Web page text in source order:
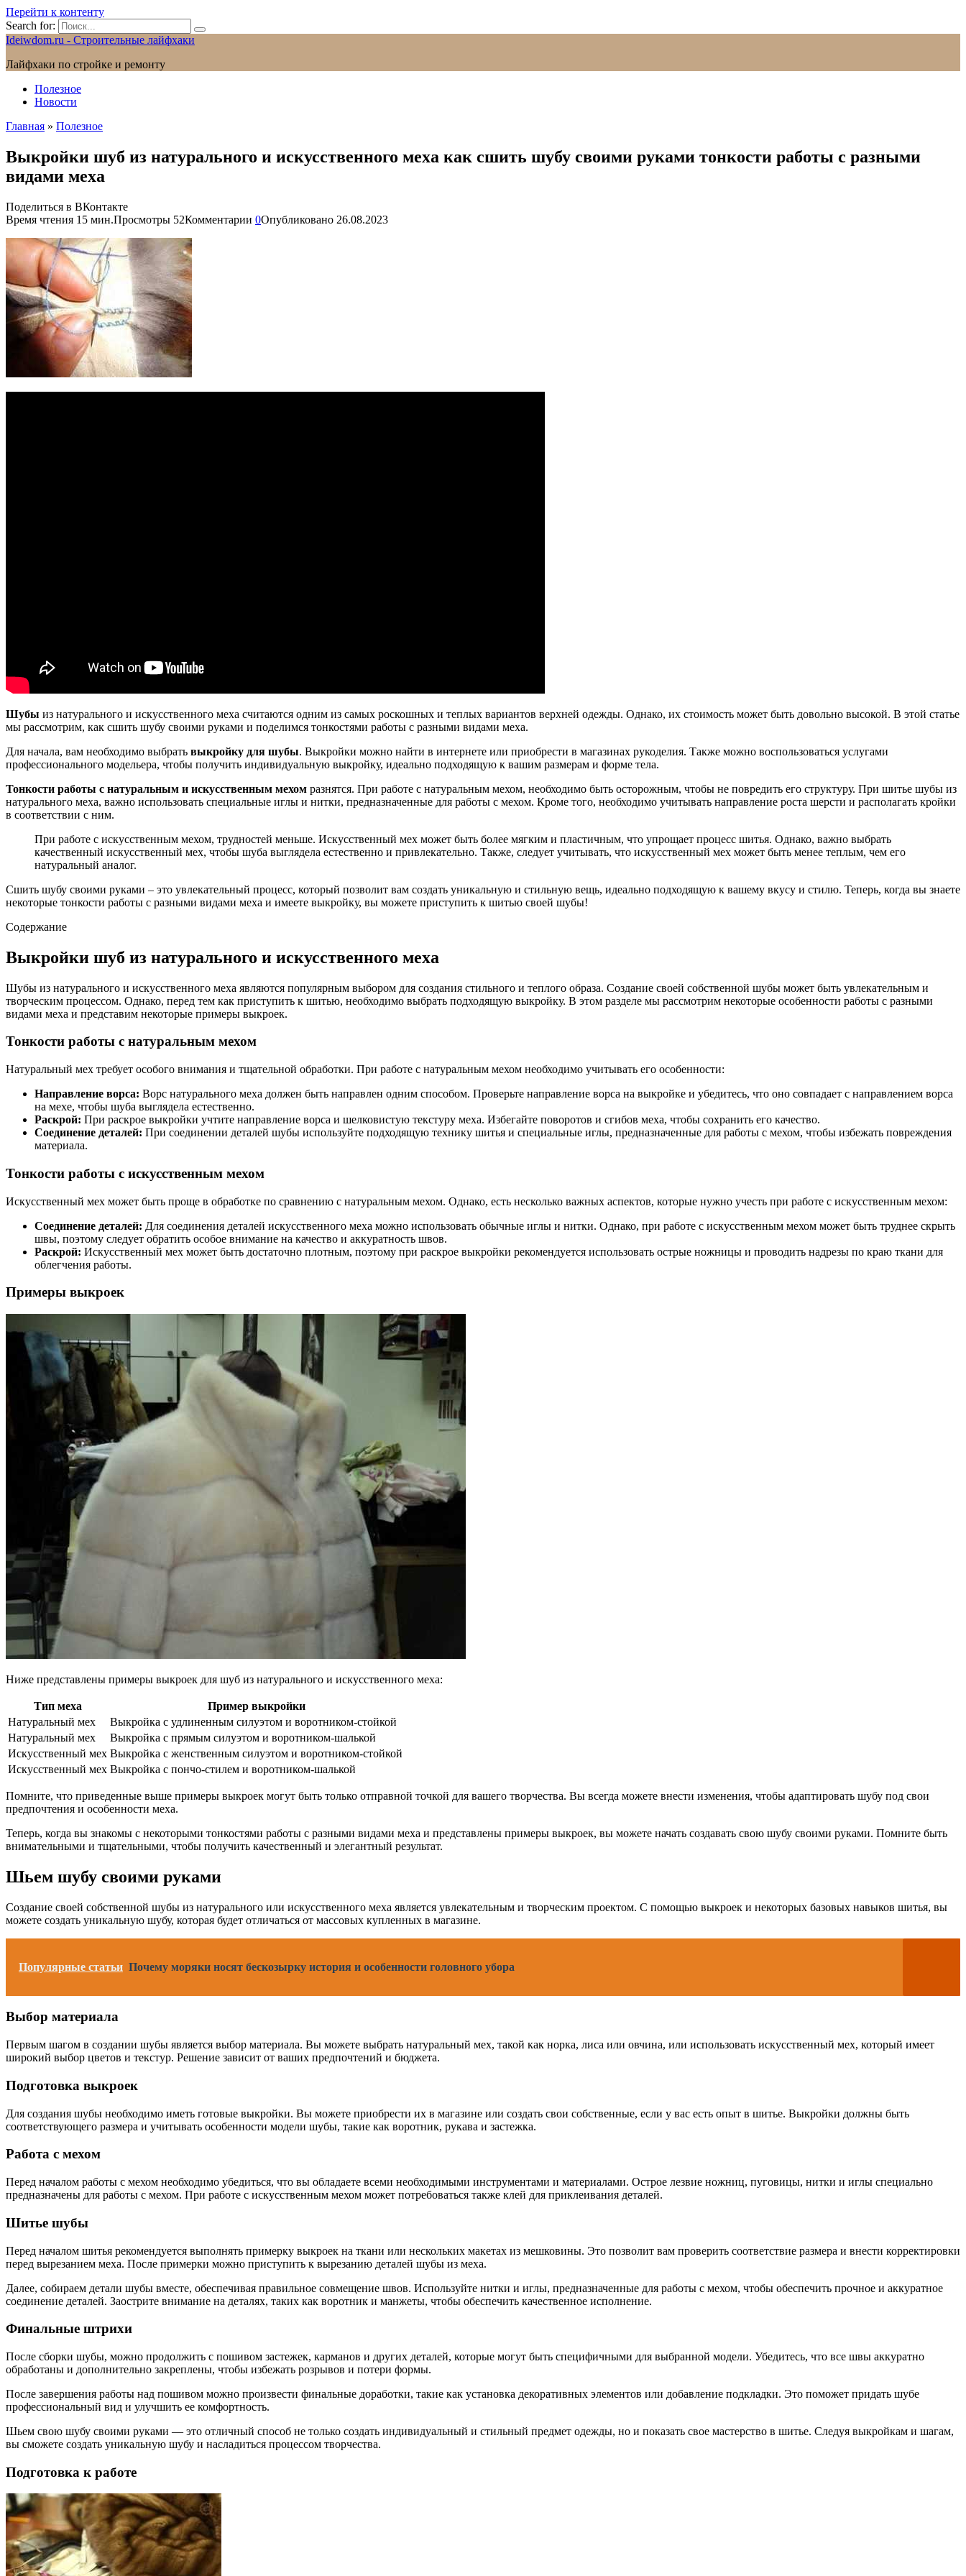
Перейти к контенту
Search for:
Ideiwdom.ru - Строительные лайфхаки
Лайфхаки по стройке и ремонту
Полезное
Новости
Главная » Полезное
Выкройки шуб из натурального и искусственного меха как сшить шубу своими руками тонкости работы с разными
видами меха
Поделиться в ВКонтакте
Время чтения 15 мин.Просмотры 52Комментарии 0Опубликовано 26.08.2023
Шубы из натурального и искусственного меха считаются одним из самых роскошных и теплых вариантов верхней одежды. Однако, их стоимость может быть довольно высокой. В этой статье
мы рассмотрим, как сшить шубу своими руками и поделимся тонкостями работы с разными видами меха.
Для начала, вам необходимо выбрать выкройку для шубы. Выкройки можно найти в интернете или приобрести в магазинах рукоделия. Также можно воспользоваться услугами
профессионального модельера, чтобы получить индивидуальную выкройку, идеально подходящую к вашим размерам и форме тела.
Тонкости работы с натуральным и искусственным мехом разнятся. При работе с натуральным мехом, необходимо быть осторожным, чтобы не повредить его структуру. При шитье шубы из
натурального меха, важно использовать специальные иглы и нитки, предназначенные для работы с мехом. Кроме того, необходимо учитывать направление роста шерсти и располагать кройки
в соответствии с ним.
При работе с искусственным мехом, трудностей меньше. Искусственный мех может быть более мягким и пластичным, что упрощает процесс шитья. Однако, важно выбрать
качественный искусственный мех, чтобы шуба выглядела естественно и привлекательно. Также, следует учитывать, что искусственный мех может быть менее теплым, чем его
натуральный аналог.
Сшить шубу своими руками – это увлекательный процесс, который позволит вам создать уникальную и стильную вещь, идеально подходящую к вашему вкусу и стилю. Теперь, когда вы знаете
некоторые тонкости работы с разными видами меха и имеете выкройку, вы можете приступить к шитью своей шубы!
Содержание
Выкройки шуб из натурального и искусственного меха
Шубы из натурального и искусственного меха являются популярным выбором для создания стильного и теплого образа. Создание своей собственной шубы может быть увлекательным и
творческим процессом. Однако, перед тем как приступить к шитью, необходимо выбрать подходящую выкройку. В этом разделе мы рассмотрим некоторые особенности работы с разными
видами меха и представим некоторые примеры выкроек.
Тонкости работы с натуральным мехом
Натуральный мех требует особого внимания и тщательной обработки. При работе с натуральным мехом необходимо учитывать его особенности:
Направление ворса: Ворс натурального меха должен быть направлен одним способом. Проверьте направление ворса на выкройке и убедитесь, что оно совпадает с направлением ворса
на мехе, чтобы шуба выглядела естественно.
Раскрой: При раскрое выкройки учтите направление ворса и шелковистую текстуру меха. Избегайте поворотов и сгибов меха, чтобы сохранить его качество.
Соединение деталей: При соединении деталей шубы используйте подходящую технику шитья и специальные иглы, предназначенные для работы с мехом, чтобы избежать повреждения
материала.
Тонкости работы с искусственным мехом
Искусственный мех может быть проще в обработке по сравнению с натуральным мехом. Однако, есть несколько важных аспектов, которые нужно учесть при работе с искусственным мехом:
Соединение деталей: Для соединения деталей искусственного меха можно использовать обычные иглы и нитки. Однако, при работе с искусственным мехом может быть труднее скрыть
швы, поэтому следует обратить особое внимание на качество и аккуратность швов.
Раскрой: Искусственный мех может быть достаточно плотным, поэтому при раскрое выкройки рекомендуется использовать острые ножницы и проводить надрезы по краю ткани для
облегчения работы.
Примеры выкроек
Ниже представлены примеры выкроек для шуб из натурального и искусственного меха:
Тип меха
Пример выкройки
Натуральный мех
Выкройка с удлиненным силуэтом и воротником-стойкой
Натуральный мех
Выкройка с прямым силуэтом и воротником-шалькой
Искусственный мех Выкройка с женственным силуэтом и воротником-стойкой
Искусственный мех Выкройка с пончо-стилем и воротником-шалькой
Помните, что приведенные выше примеры выкроек могут быть только отправной точкой для вашего творчества. Вы всегда можете внести изменения, чтобы адаптировать шубу под свои
предпочтения и особенности меха.
Теперь, когда вы знакомы с некоторыми тонкостями работы с разными видами меха и представлены примеры выкроек, вы можете начать создавать свою шубу своими руками. Помните быть
внимательными и тщательными, чтобы получить качественный и элегантный результат.
Шьем шубу своими руками
Создание своей собственной шубы из натурального или искусственного меха является увлекательным и творческим проектом. С помощью выкроек и некоторых базовых навыков шитья, вы
можете создать уникальную шубу, которая будет отличаться от массовых купленных в магазине.
Популярные статьи Почему моряки носят бескозырку история и особенности головного убора
Выбор материала
Первым шагом в создании шубы является выбор материала. Вы можете выбрать натуральный мех, такой как норка, лиса или овчина, или использовать искусственный мех, который имеет
широкий выбор цветов и текстур. Решение зависит от ваших предпочтений и бюджета.
Подготовка выкроек
Для создания шубы необходимо иметь готовые выкройки. Вы можете приобрести их в магазине или создать свои собственные, если у вас есть опыт в шитье. Выкройки должны быть
соответствующего размера и учитывать особенности модели шубы, такие как воротник, рукава и застежка.
Работа с мехом
Перед началом работы с мехом необходимо убедиться, что вы обладаете всеми необходимыми инструментами и материалами. Острое лезвие ножниц, пуговицы, нитки и иглы специально
предназначены для работы с мехом. При работе с искусственным мехом может потребоваться также клей для приклеивания деталей.
Шитье шубы
Перед началом шитья рекомендуется выполнять примерку выкроек на ткани или нескольких макетах из мешковины. Это позволит вам проверить соответствие размера и внести корректировки
перед вырезанием меха. После примерки можно приступить к вырезанию деталей шубы из меха.
Далее, собираем детали шубы вместе, обеспечивая правильное совмещение швов. Используйте нитки и иглы, предназначенные для работы с мехом, чтобы обеспечить прочное и аккуратное
соединение деталей. Заострите внимание на деталях, таких как воротник и манжеты, чтобы обеспечить качественное исполнение.
Финальные штрихи
После сборки шубы, можно продолжить с пошивом застежек, карманов и других деталей, которые могут быть специфичными для выбранной модели. Убедитесь, что все швы аккуратно
обработаны и дополнительно закреплены, чтобы избежать розрывов и потери формы.
После завершения работы над пошивом можно произвести финальные доработки, такие как установка декоративных элементов или добавление подкладки. Это поможет придать шубе
профессиональный вид и улучшить ее комфортность.
Шьем свою шубу своими руками — это отличный способ не только создать индивидуальный и стильный предмет одежды, но и показать свое мастерство в шитье. Следуя выкройкам и шагам,
вы сможете создать уникальную шубу и насладиться процессом творчества.
Подготовка к работе